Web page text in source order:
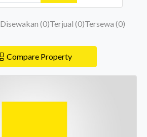
Disewakan (0)Terjual (0)Tersewa (0)
Compare Property